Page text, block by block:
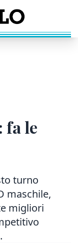
fa le
turno
maschile,
migliori